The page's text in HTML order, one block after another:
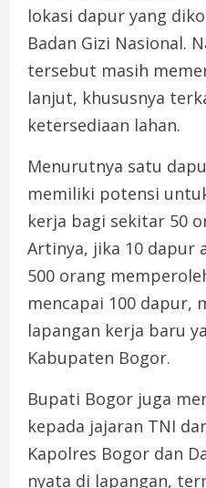
lokasi dapur yang
Badan Gizi Nasional.
tersebut masih
lanjut, khususnya
ketersediaan lahan.
Menurutnya satu
memiliki potensi
kerja bagi sekitar 50
Artinya, jika 10 dapur
500 orang
mencapai 100 dapur,
lapangan kerja baru
Kabupaten Bogor.
Bupati Bogor juga
kepada jajaran TNI
Kapolres Bogor dan
nyata di lapangan,